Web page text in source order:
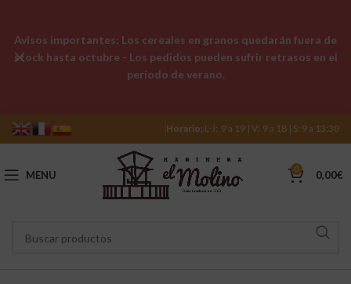
Horario: L-J: 9 a 19 | V: 9 a 18 | S: 9 a 13:30
MENU 0 0,00€
Avisos importantes: Los cereales en granos quedarán fuera de
stock hasta octubre - Los pedidos pueden sufrir retrasos en el
período de verano.